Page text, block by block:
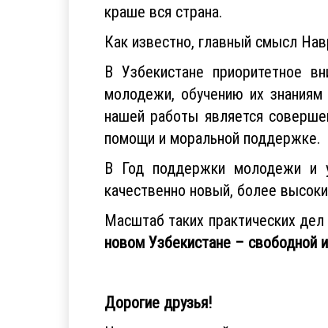
краше вся страна.
Как известно, главный смысл
В Узбекистане приоритетное
молодежи, обучению их
нашей работы является
помощи и моральной поддержке.
В Год поддержки молодежи и
качественно новый, более
Масштаб таких практических
новом Узбекистане – свободной
Дорогие друзья!